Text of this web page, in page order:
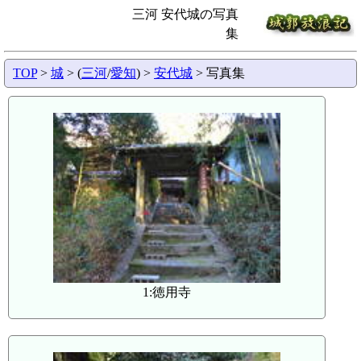
三河 安代城の写真
集
TOP> 城 > (三河/愛知) > 安代城 > 写真集
1:徳用寺